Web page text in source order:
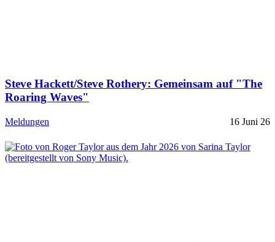
Steve Hackett/Steve Rothery: Gemeinsam auf "The
Roaring Waves"
Meldungen 16 Juni 26